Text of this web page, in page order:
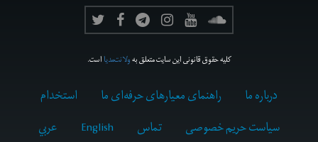
کلیه حقوق قانونی این سایت متعلق بهولانت‌مدیااست.
درباره ما راهنمای معیارهای حرفه‌ای ما
استخدام
سیاست حریم خصوصی
تماس English عربي